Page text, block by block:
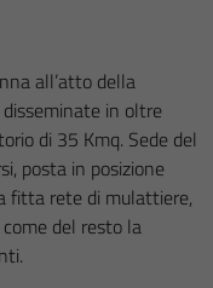
all’atto della
in oltre
di 35 Kmq. Sede del
posta in posizione
fitta rete di mulattiere,
del resto la